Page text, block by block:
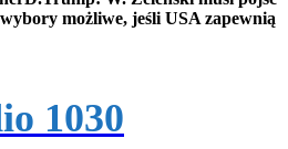
możliwe, jeśli USA zapewnią
1030